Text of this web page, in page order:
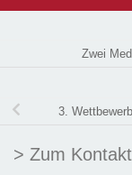
Zwei
3.
> Zum